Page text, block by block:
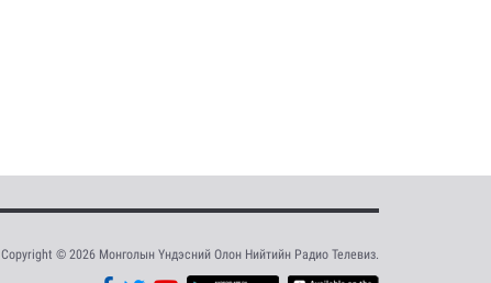
Copyright © 2026 Монголын Үндэсний Олон Нийтийн Радио Телевиз.